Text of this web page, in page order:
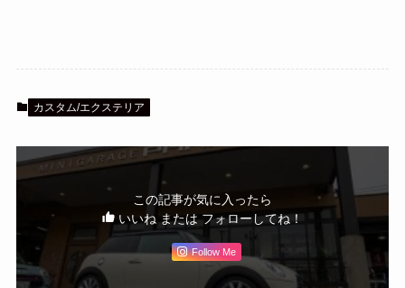
カスタム/エクステリア
この記事が気に入ったら
いいね または フォローしてね！
Follow Me